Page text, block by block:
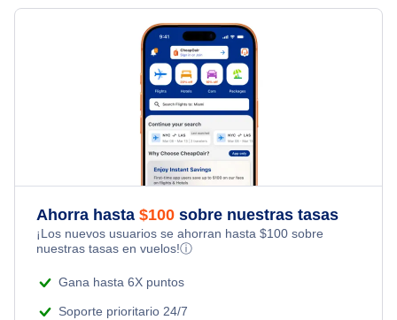
Ahorra hasta $100 sobre nuestras tasas
¡Los nuevos usuarios se ahorran hasta $100 sobre
nuestras tasas en vuelos!ⓘ
Gana hasta 6X puntos
Soporte prioritario 24/7